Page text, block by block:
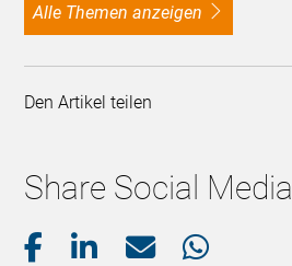
alle Themen anzeigen
Den Artikel teilen
Share Social Media